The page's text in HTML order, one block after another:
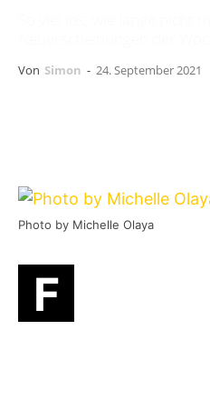
Von Simon - 24. September 2021
Photo by Michelle Olaya
F